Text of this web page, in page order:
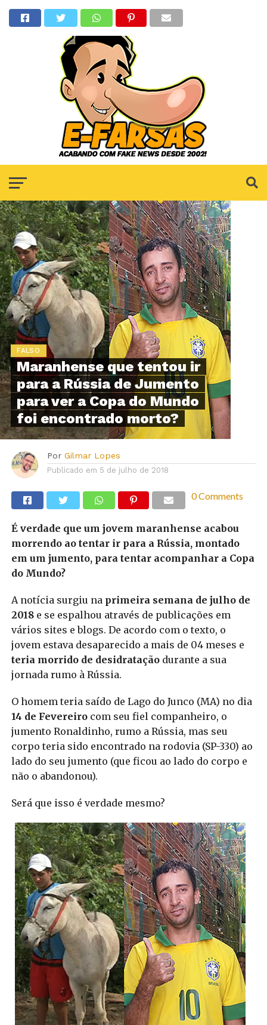
FALSO
Maranhense que tentou ir
para a Rússia de Jumento
para ver a Copa do Mundo
foi encontrado morto?
Por Gilmar Lopes
Publicado em 5 de julho de 2018
0 Comments
É verdade que um jovem maranhense acabou
morrendo ao tentar ir para a Rússia, montado
em um jumento, para tentar acompanhar a Copa
do Mundo?
A notícia surgiu na primeira semana de julho de
2018e se espalhou através de publicações em
vários sites e blogs. De acordo com o texto, o
jovem estava desaparecido a mais de 04 meses e
teria morrido de desidrataçãodurante a sua
jornada rumo à Rússia.
O homem teria saído de Lago do Junco (MA) no dia
14 de Fevereirocom seu fiel companheiro, o
jumento Ronaldinho, rumo a Rússia, mas seu
corpo teria sido encontrado na rodovia (SP-330) ao
lado do seu jumento (que ficou ao lado do corpo e
não o abandonou).
Será que isso é verdade mesmo?